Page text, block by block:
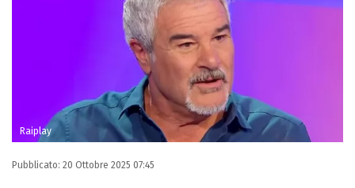
televisione, dello spettacolo e del gossip.
Raiplay
Pubblicato: 20 Ottobre 2025 07:45